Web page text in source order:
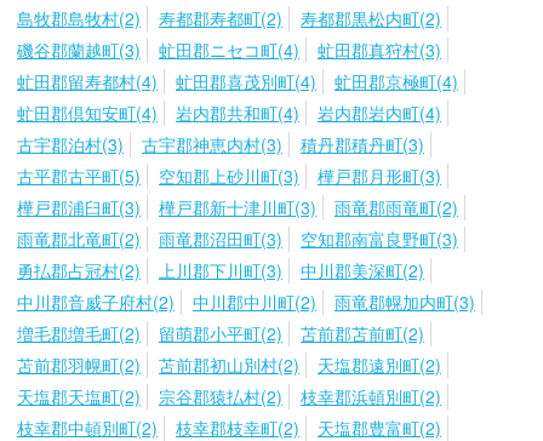
島牧郡島牧村(2)
寿都郡寿都町(2)
寿都郡黒松内町(2)
磯谷郡蘭越町(3)
虻田郡ニセコ町(4)
虻田郡真狩村(3)
虻田郡留寿都村(4)
虻田郡喜茂別町(4)
虻田郡京極町(4)
虻田郡倶知安町(4)
岩内郡共和町(4)
岩内郡岩内町(4)
古宇郡泊村(3)
古宇郡神恵内村(3)
積丹郡積丹町(3)
古平郡古平町(5)
空知郡上砂川町(3)
樺戸郡月形町(3)
樺戸郡浦臼町(3)
樺戸郡新十津川町(3)
雨竜郡雨竜町(2)
雨竜郡北竜町(2)
雨竜郡沼田町(3)
空知郡南富良野町(3)
勇払郡占冠村(2)
上川郡下川町(3)
中川郡美深町(2)
中川郡音威子府村(2)
中川郡中川町(2)
雨竜郡幌加内町(3)
増毛郡増毛町(2)
留萌郡小平町(2)
苫前郡苫前町(2)
苫前郡羽幌町(2)
苫前郡初山別村(2)
天塩郡遠別町(2)
天塩郡天塩町(2)
宗谷郡猿払村(2)
枝幸郡浜頓別町(2)
枝幸郡中頓別町(2)
枝幸郡枝幸町(2)
天塩郡豊富町(2)